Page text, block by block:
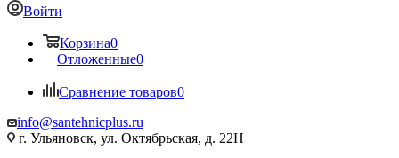
Войти
Корзина0
Отложенные0
Сравнение товаров0
info@santehnicplus.ru
г. Ульяновск, ул. Октябрьская, д. 22Н